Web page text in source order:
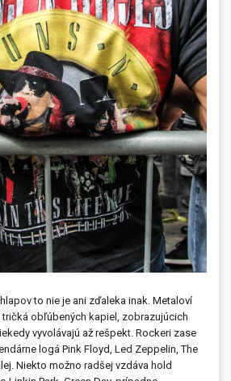
to nie je ani zďaleka inak. Metaloví
obľúbených kapiel, zobrazujúcich
vyvolávajú až rešpekt. Rockeri zase
logá Pink Floyd, Led Zeppelin, The
Niekto možno radšej vzdáva hold